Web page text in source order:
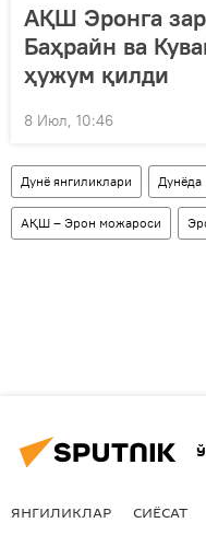
АҚШ Эронга
Баҳрайн ва
ҳужум қилди
8 Июл, 10:46
Дунё янгиликлари Дунёда
АҚШ – Эрон можароси
ЯНГИЛИКЛАР СИЁСАТ